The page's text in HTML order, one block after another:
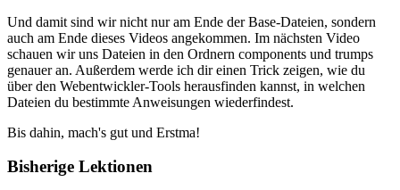
Und damit sind wir nicht nur am Ende der Base-Dateien, sondern
auch am Ende dieses Videos angekommen. Im nächsten Video
schauen wir uns Dateien in den Ordnern components und trumps
genauer an. Außerdem werde ich dir einen Trick zeigen, wie du
über den Webentwickler-Tools herausfinden kannst, in welchen
Dateien du bestimmte Anweisungen wiederfindest.
Bis dahin, mach's gut und Erstma!
Bisherige Lektionen